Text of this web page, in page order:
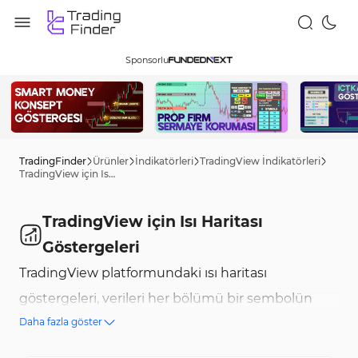
Sponsorlu
TradingFinder Ürünler İndikatörleri TradingView İndikatörleri
TradingView için Isı Haritası Göstergeleri
TradingView için Isı Haritası
Göstergeleri
TradingView platformundaki ısı haritası
göstergeleri, verileri her bölümü bir sembolün
veya sembol grubunun göreceli değişim şiddetini
Daha fazla göster